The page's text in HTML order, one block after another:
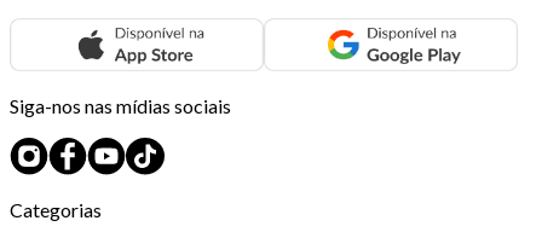
Siga-nos nas mídias sociais
Categorias